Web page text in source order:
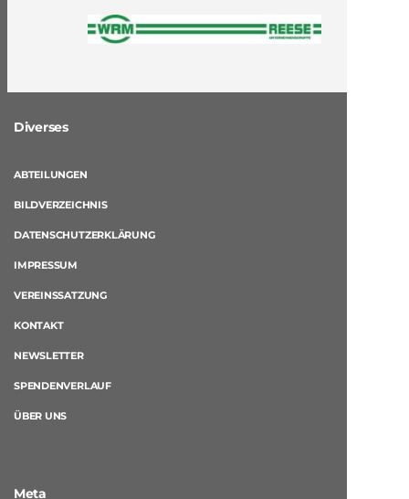
Diverses
ABTEILUNGEN
BILDVERZEICHNIS
DATENSCHUTZERKLÄRUNG
IMPRESSUM
VEREINSSATZUNG
KONTAKT
NEWSLETTER
SPENDENVERLAUF
ÜBER UNS
Meta